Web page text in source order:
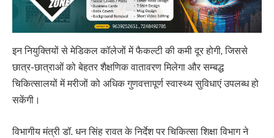
इन नियुक्तियों से मेडिकल कॉलेजों में फैकल्टी की कमी दूर होगी, जिससे
छात्र-छात्राओं को बेहतर शैक्षणिक वातावरण मिलेगा और सम्बद्ध
चिकित्सालयों में मरीजों को अधिक गुणवत्तापूर्ण स्वास्थ्य सुविधाएं उपलब्ध हो
सकेंगी।
विभागीय मंत्री डॉ. धन सिंह रावत के निर्देश पर चिकित्सा शिक्षा विभाग ने